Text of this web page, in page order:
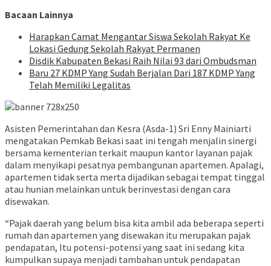
Bacaan Lainnya
Harapkan Camat Mengantar Siswa Sekolah Rakyat Ke
Lokasi Gedung Sekolah Rakyat Permanen
Disdik Kabupaten Bekasi Raih Nilai 93 dari Ombudsman
Baru 27 KDMP Yang Sudah Berjalan Dari 187 KDMP Yang
Telah Memiliki Legalitas
Asisten Pemerintahan dan Kesra (Asda-1) Sri Enny Mainiarti
mengatakan Pemkab Bekasi saat ini tengah menjalin sinergi
bersama kementerian terkait maupun kantor layanan pajak
dalam menyikapi pesatnya pembangunan apartemen. Apalagi,
apartemen tidak serta merta dijadikan sebagai tempat tinggal
atau hunian melainkan untuk berinvestasi dengan cara
disewakan.
“Pajak daerah yang belum bisa kita ambil ada beberapa seperti
rumah dan apartemen yang disewakan itu merupakan pajak
pendapatan, Itu potensi-potensi yang saat ini sedang kita
kumpulkan supaya menjadi tambahan untuk pendapatan